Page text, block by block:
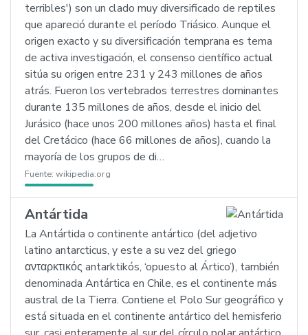
terribles') son un clado muy diversificado de reptiles
que apareció durante el período Triásico. Aunque el
origen exacto y su diversificación temprana es tema
de activa investigación, el consenso científico actual
sitúa su origen entre 231 y 243 millones de años
atrás. Fueron los vertebrados terrestres dominantes
durante 135 millones de años, desde el inicio del
Jurásico (hace unos 200 millones años) hasta el final
del Cretácico (hace 66 millones de años), cuando la
mayoría de los grupos de di…
Fuente: wikipedia.org
Antártida
La Antártida o continente antártico (del adjetivo
latino antarcticus, y este a su vez del griego
ανταρκτικός antarktikós, ‘opuesto al Ártico’), también
denominada Antártica en Chile, es el continente más
austral de la Tierra. Contiene el Polo Sur geográfico y
está situada en el continente antártico del hemisferio